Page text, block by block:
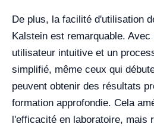
De plus, la facilité d'utilisation
Kalstein est remarquable. Avec
utilisateur intuitive et un
simplifié, même ceux qui
peuvent obtenir des résultats
formation approfondie. Cela
l'efficacité en laboratoire, mais